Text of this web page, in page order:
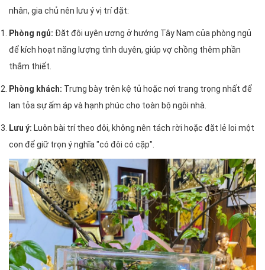
nhân, gia chủ nên lưu ý vị trí đặt:
Phòng ngủ: Đặt đôi uyên ương ở hướng Tây Nam của phòng ngủ
để kích hoạt năng lượng tình duyên, giúp vợ chồng thêm phần
thắm thiết.
Phòng khách: Trưng bày trên kệ tủ hoặc nơi trang trọng nhất để
lan tỏa sự ấm áp và hạnh phúc cho toàn bộ ngôi nhà.
Lưu ý: Luôn bài trí theo đôi, không nên tách rời hoặc đặt lẻ loi một
con để giữ trọn ý nghĩa "có đôi có cặp".